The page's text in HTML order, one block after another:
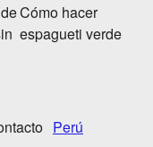
Cómo hacer
espagueti verde
Perú